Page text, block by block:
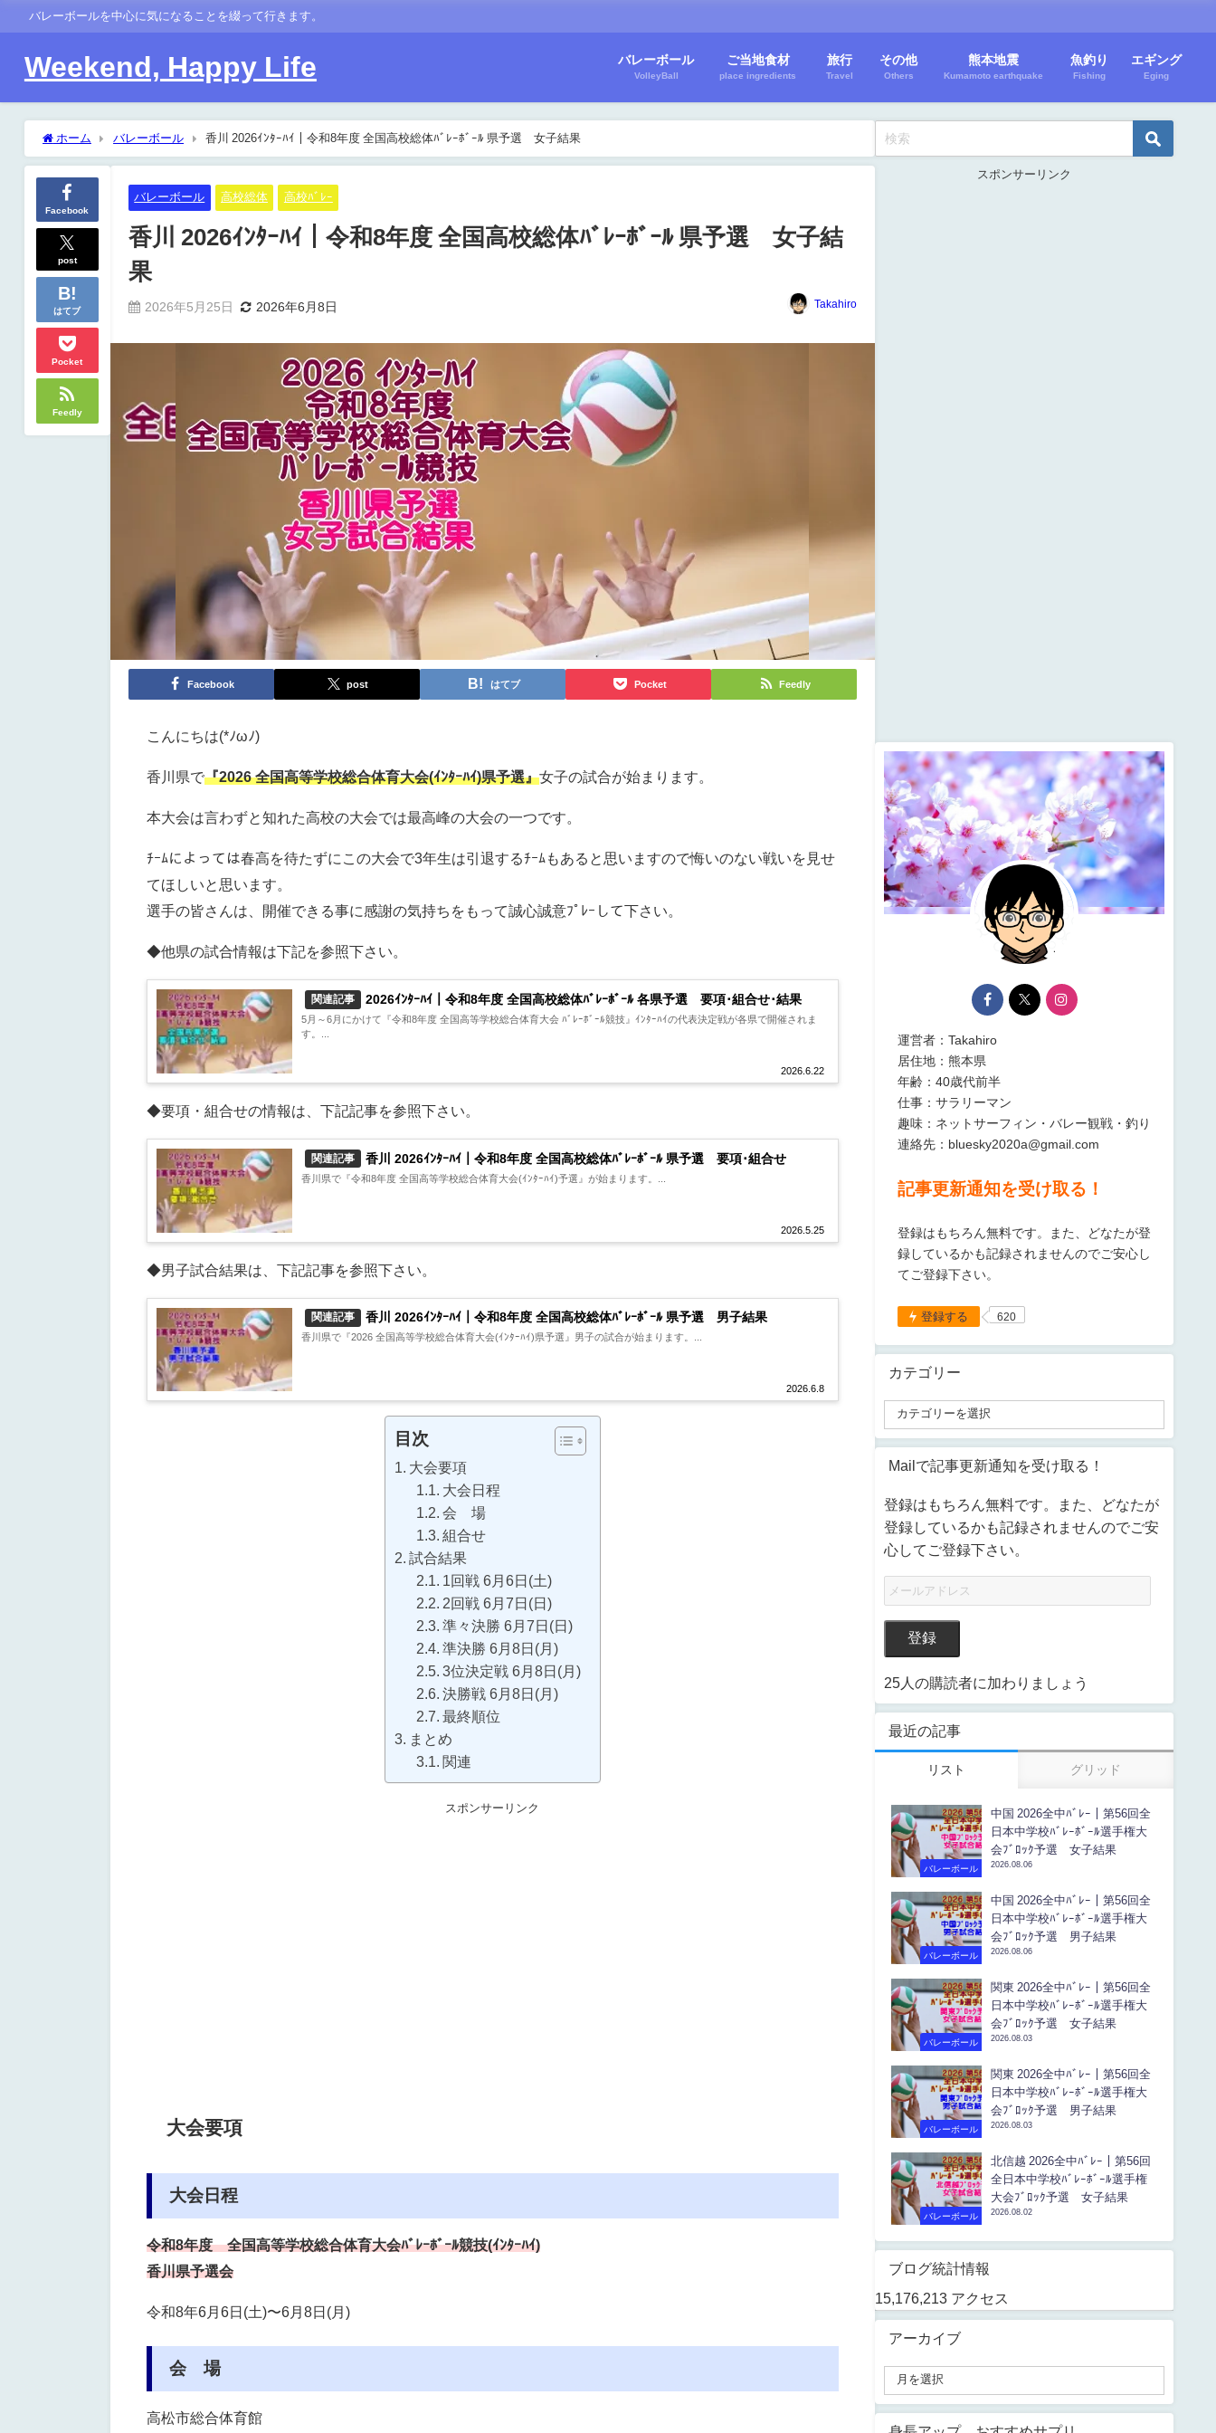
バレーボールを中心に気になることを綴って行きます。
Weekend, Happy Life バレーボール
VolleyBall
ご当地食材
place ingredients
旅行
Travel
その他
Others
熊本地震
Kumamoto earthquake
魚釣り
Fishing
エギング
Eging
ホーム バレーボール 香川 2026ｲﾝﾀｰﾊｲ｜令和8年度 全国高校総体ﾊﾞﾚｰﾎﾞｰﾙ 県予選 女子結果
Facebook
post
はてブ
Pocket
Feedly
バレーボール 高校総体 高校ﾊﾞﾚｰ
香川 2026ｲﾝﾀｰﾊｲ｜令和8年度 全国高校総体ﾊﾞﾚｰﾎﾞｰﾙ 県予選 女子結
果
2026年5月25日 2026年6月8日 Takahiro
Facebook post はてブ Pocket Feedly
こんにちは(*ﾉωﾉ)
香川県で『2026全国高等学校総合体育大会(ｲﾝﾀｰﾊｲ)県予選』女子の試合が始まります。
本大会は言わずと知れた高校の大会では最高峰の大会の一つです。
ﾁｰﾑによっては春高を待たずにこの大会で3年生は引退するﾁｰﾑもあると思いますので悔いのない戦いを見せ
てほしいと思います。
選手の皆さんは、開催できる事に感謝の気持ちをもって誠心誠意ﾌﾟﾚｰして下さい。
◆他県の試合情報は下記を参照下さい。
関連記事 2026ｲﾝﾀｰﾊｲ｜令和8年度 全国高校総体ﾊﾞﾚｰﾎﾞｰﾙ 各県予選 要項･組合せ･結果
2026.6.22
5月～6月にかけて『令和8年度 全国高等学校総合体育大会 ﾊﾞﾚｰﾎﾞｰﾙ競技』ｲﾝﾀｰﾊｲの代表決定戦が各県で開催されま
す。...
◆要項・組合せの情報は、下記記事を参照下さい。
関連記事 香川 2026ｲﾝﾀｰﾊｲ｜令和8年度 全国高校総体ﾊﾞﾚｰﾎﾞｰﾙ 県予選 要項･組合せ
2026.5.25
香川県で『令和8年度 全国高等学校総合体育大会(ｲﾝﾀｰﾊｲ)予選』が始まります。...
◆男子試合結果は、下記記事を参照下さい。
関連記事 香川 2026ｲﾝﾀｰﾊｲ｜令和8年度 全国高校総体ﾊﾞﾚｰﾎﾞｰﾙ 県予選 男子結果
2026.6.8
香川県で『2026 全国高等学校総合体育大会(ｲﾝﾀｰﾊｲ)県予選』男子の試合が始まります。...
目次
大会要項
大会日程
会 場
組合せ
試合結果
1回戦 6月6日(土)
2回戦 6月7日(日)
準々決勝 6月7日(日)
準決勝 6月8日(月)
3位決定戦 6月8日(月)
決勝戦 6月8日(月)
最終順位
まとめ
関連
スポンサーリンク
大会要項
大会日程
令和8年度全国高等学校総合体育大会ﾊﾞﾚｰﾎﾞｰﾙ競技(ｲﾝﾀｰﾊｲ)
香川県予選会
令和8年6月6日(土)〜6月8日(月)
会 場
高松市総合体育館
スポンサーリンク
運営者：Takahiro
居住地：熊本県
年齢：40歳代前半
仕事：サラリーマン
趣味：ネットサーフィン・バレー観戦・釣り
連絡先：bluesky2020a@gmail.com
記事更新通知を受け取る！
登録はもちろん無料です。また、どなたが登
録しているかも記録されませんのでご安心し
てご登録下さい。
登録する 620
カテゴリー
Mailで記事更新通知を受け取る！
登録はもちろん無料です。また、どなたが
登録しているかも記録されませんのでご安
心してご登録下さい。
登録
25人の購読者に加わりましょう
最近の記事
リスト グリッド
バレーボール
中国 2026全中ﾊﾞﾚｰ｜第56回全
日本中学校ﾊﾞﾚｰﾎﾞｰﾙ選手権大
会ﾌﾞﾛｯｸ予選 女子結果
2026.08.06
バレーボール
中国 2026全中ﾊﾞﾚｰ｜第56回全
日本中学校ﾊﾞﾚｰﾎﾞｰﾙ選手権大
会ﾌﾞﾛｯｸ予選 男子結果
2026.08.06
バレーボール
関東 2026全中ﾊﾞﾚｰ｜第56回全
日本中学校ﾊﾞﾚｰﾎﾞｰﾙ選手権大
会ﾌﾞﾛｯｸ予選 女子結果
2026.08.03
バレーボール
関東 2026全中ﾊﾞﾚｰ｜第56回全
日本中学校ﾊﾞﾚｰﾎﾞｰﾙ選手権大
会ﾌﾞﾛｯｸ予選 男子結果
2026.08.03
バレーボール
北信越 2026全中ﾊﾞﾚｰ｜第56回
全日本中学校ﾊﾞﾚｰﾎﾞｰﾙ選手権
大会ﾌﾞﾛｯｸ予選 女子結果
2026.08.02
ブログ統計情報
15,176,213 アクセス
アーカイブ